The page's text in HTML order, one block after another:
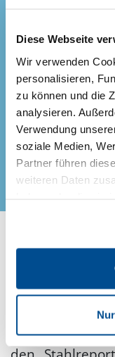
Diese Webseite
Wir verwenden
personalisieren,
zu können und die
analysieren.
Verwendung
soziale Medien,
Partner führen
weiteren Daten
über eine
hin zu einem
Fernstudium,
Abschluss Du
Stahlhandel
Und auch eine